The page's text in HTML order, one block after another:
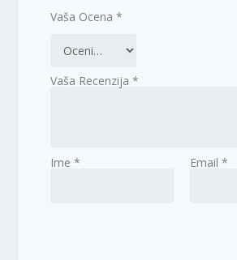
Vaša Ocena*
Vaša Recenzija*
Ime* Email *